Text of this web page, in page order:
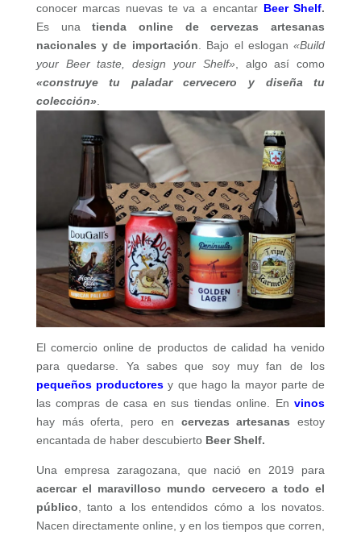
conocer marcas nuevas te va a encantar Beer Shelf.
Es unatienda online de cervezas artesanas
nacionales y de importación . Bajo el eslogan«Build
your Beer taste, design your Shelf» , algo así como
«construye tu paladar cervecero y diseña tu
colección».
El comercio online de productos de calidad ha venido
para quedarse. Ya sabes que soy muy fan de los
pequeños productores y que hago la mayor parte de
las compras de casa en sus tiendas online. Envinos
hay más oferta, pero en cervezas artesanas estoy
encantada de haber descubierto Beer Shelf.
Una empresa zaragozana, que nació en 2019 para
acercar el maravilloso mundo cervecero a todo el
público , tanto a los entendidos cómo a los novatos.
Nacen directamente online, y en los tiempos que corren,